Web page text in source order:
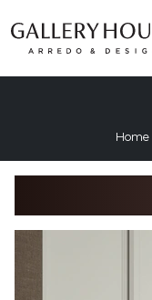
Home